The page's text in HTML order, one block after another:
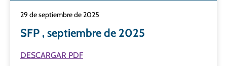
29 de septiembre de 2025
SFP , septiembre de 2025
DESCARGAR PDF